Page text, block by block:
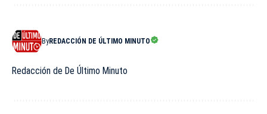
ByREDACCIÓN DE ÚLTIMO MINUTO
Redacción de De Último Minuto